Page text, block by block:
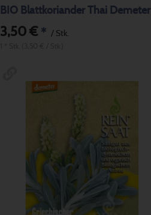
BIO Blattkoriander Thai Demeter
3,50 € * / Stk.